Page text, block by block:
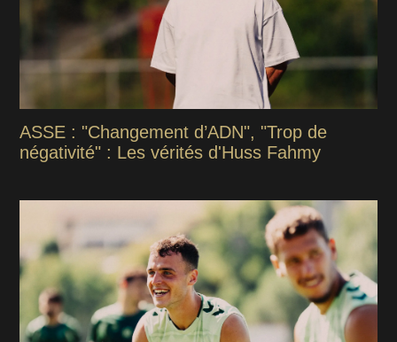
ASSE : "Changement d’ADN", "Trop de
négativité" : Les vérités d'Huss Fahmy